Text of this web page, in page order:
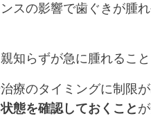
スの影響で歯ぐきが腫れ
知らずが急に腫れること
療のタイミングに制限が
態を確認しておくこと